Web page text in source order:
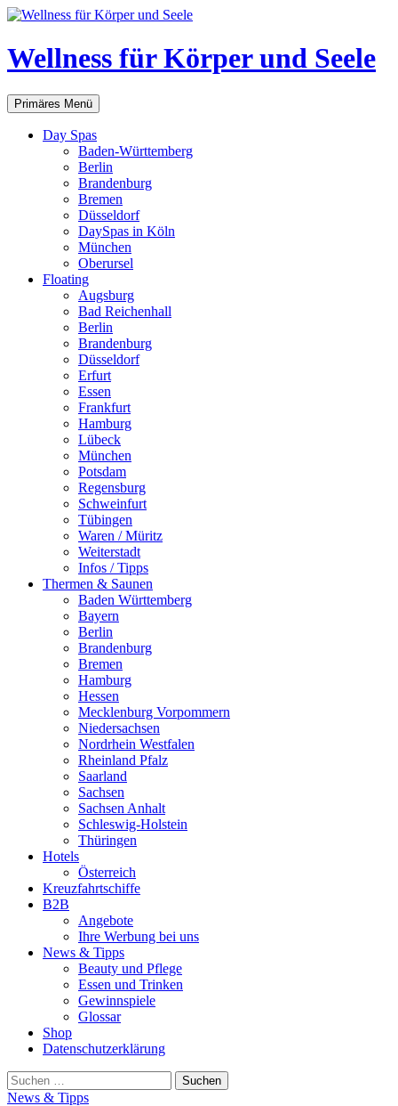
Zum
springen
Wellness für Körper und Seele
Suchen
Primäres Menü
Day Spas
Baden-Württemberg
Berlin
Brandenburg
Bremen
Düsseldorf
DaySpas in Köln
München
Oberursel
Floating
Augsburg
Bad Reichenhall
Berlin
Brandenburg
Düsseldorf
Erfurt
Essen
Frankfurt
Hamburg
Lübeck
München
Potsdam
Regensburg
Schweinfurt
Tübingen
Waren / Müritz
Weiterstadt
Infos / Tipps
Thermen & Saunen
Baden Württemberg
Bayern
Berlin
Brandenburg
Bremen
Hamburg
Hessen
Mecklenburg Vorpommern
Niedersachsen
Nordrhein Westfalen
Rheinland Pfalz
Saarland
Sachsen
Sachsen Anhalt
Schleswig-Holstein
Thüringen
Hotels
Österreich
Kreuzfahrtschiffe
B2B
Angebote
Ihre Werbung bei uns
News & Tipps
Beauty und Pflege
Essen und Trinken
Gewinnspiele
Glossar
Shop
Datenschutzerklärung
Suchen
nach:
News & Tipps